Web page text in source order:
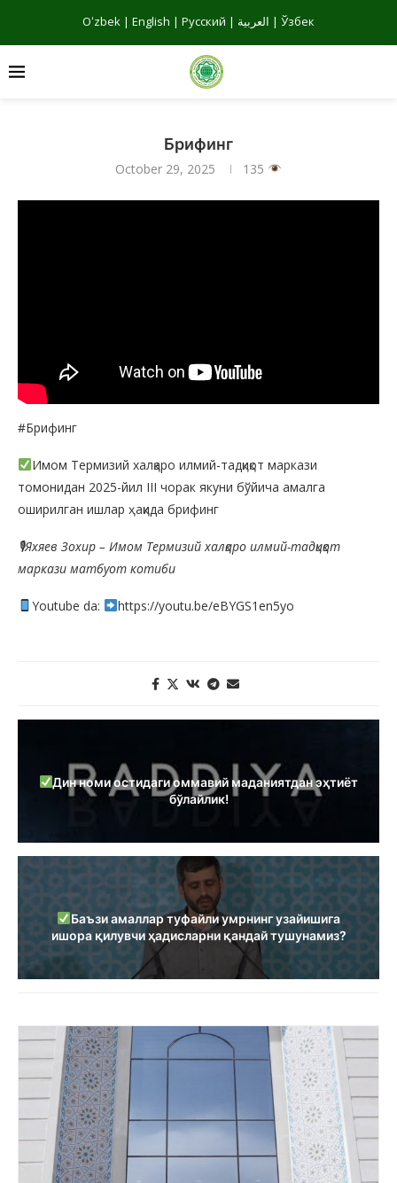
Oʻzbek | English | Русский | العربية | Ўзбек
Брифинг
October 29, 2025 135
#Брифинг
Имом Термизий халқаро илмий-тадқиқот маркази
томонидан 2025-йил III чорак якуни бўйича амалга
оширилган ишлар ҳақида брифинг
🎙Яхяев Зохир – Имом Термизий халқаро илмий-тадқиқот
маркази матбуот котиби
Youtube da: https://youtu.be/eBYGS1en5yo
Дин номи остидаги оммавий маданиятдан эҳтиёт
бўлайлик!
Баъзи амаллар туфайли умрнинг узайишига
ишора қилувчи ҳадисларни қандай тушунамиз?